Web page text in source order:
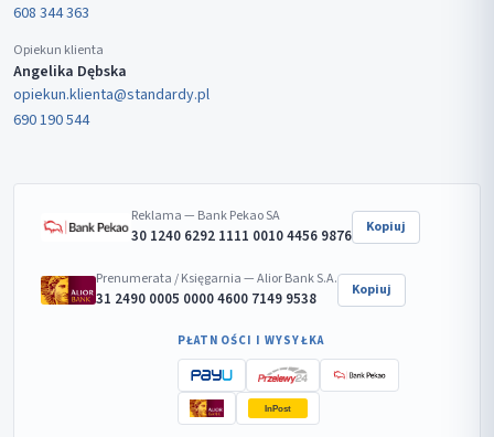
608 344 363
Opiekun klienta
Angelika Dębska
opiekun.klienta@standardy.pl
690 190 544
Reklama — Bank Pekao SA
30 1240 6292 1111 0010 4456 9876 Kopiuj
Prenumerata / Księgarnia — Alior Bank S.A.
31 2490 0005 0000 4600 7149 9538 Kopiuj
PŁATNOŚCI I WYSYŁKA
InPost